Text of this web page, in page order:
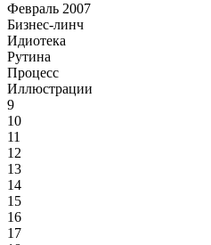
Февраль 2007
Бизнес-линч
Идиотека
Рутина
Процесс
Иллюстрации
9
10
11
12
13
14
15
16
17